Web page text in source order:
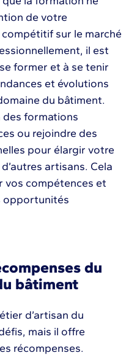
de votre
sur le marché
il est
former et à se tenir
et évolutions
du bâtiment.
des formations
ou rejoindre des
pour élargir votre
artisans. Cela
vos compétences et
opportunités
du
bâtiment
d’artisan du
mais il offre
récompenses.